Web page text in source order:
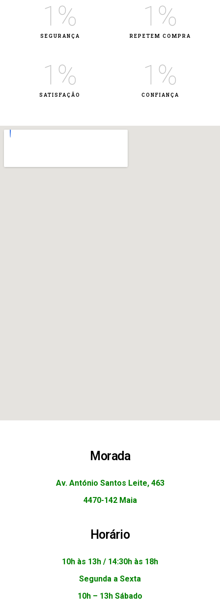
1 %
SEGURANÇA
1 %
REPETEM COMPRA
1 %
SATISFAÇÃO
1 %
CONFIANÇA
Morada
Av. António Santos Leite, 463
4470-142 Maia
Horário
10h às 13h / 14:30h às 18h
Segunda a Sexta
10h – 13h Sábado